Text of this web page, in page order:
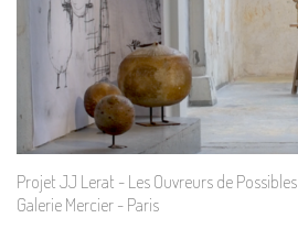
Projet JJ Lerat - Les Ouvreurs de Possibles
Galerie Mercier - Paris